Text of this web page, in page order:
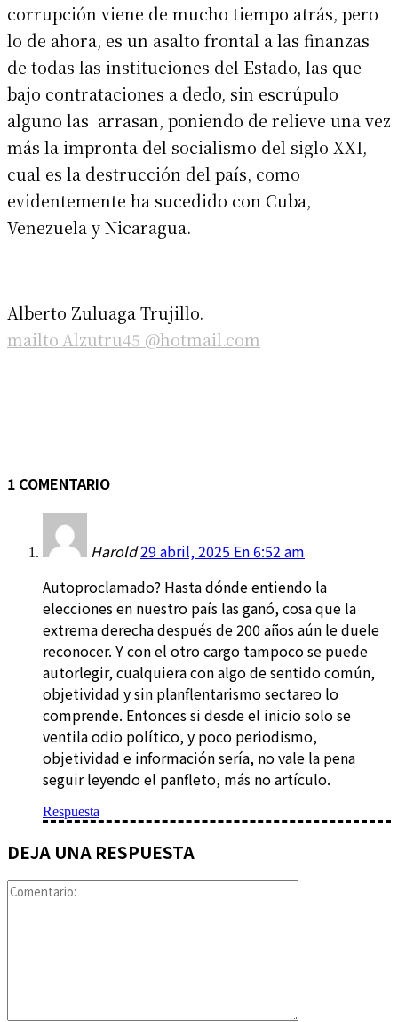
corrupción viene de mucho tiempo atrás, pero
lo de ahora, es un asalto frontal a las finanzas
de todas las instituciones del Estado, las que
bajo contrataciones a dedo, sin escrúpulo
alguno las arrasan, poniendo de relieve una vez
más la impronta del socialismo del siglo XXI,
cual es la destrucción del país, como
evidentemente ha sucedido con Cuba,
Venezuela y Nicaragua.
Alberto Zuluaga Trujillo.
mailto.Alzutru45 @hotmail.com
1 COMENTARIO
Harold29 abril, 2025 En 6:52 am
Autoproclamado? Hasta dónde entiendo la
elecciones en nuestro país las ganó, cosa que la
extrema derecha después de 200 años aún le duele
reconocer. Y con el otro cargo tampoco se puede
autorlegir, cualquiera con algo de sentido común,
objetividad y sin planflentarismo sectareo lo
comprende. Entonces si desde el inicio solo se
ventila odio político, y poco periodismo,
objetividad e información sería, no vale la pena
seguir leyendo el panfleto, más no artículo.
Respuesta
DEJA UNA RESPUESTA